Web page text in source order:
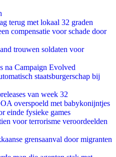
terug met lokaal 32 graden
compensatie voor schade door
trouwen soldaten voor
na Campaign Evolved
staatsburgerschap bij
van week 32
overspoeld met babykonijntjes
einde fysieke games
voor terrorisme veroordeelden
grensaanval door migranten